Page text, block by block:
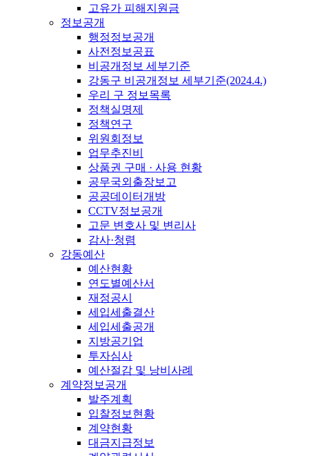
고유가 피해지원금
정보공개
행정정보공개
사전정보공표
비공개정보 세부기준
강동구 비공개정보 세부기준(2024.4.)
우리 구 정보목록
정책실명제
정책연구
위원회정보
업무추진비
상품권 구매 · 사용 현황
공무국외출장보고
공공데이터개방
CCTV정보공개
고문 변호사 및 변리사
감사·청렴
강동예산
예산현황
연도별예산서
재정공시
세입세출결산
세입세출공개
지방공기업
투자심사
예산절감 및 낭비사례
계약정보공개
발주계획
입찰정보현황
계약현황
대금지급정보